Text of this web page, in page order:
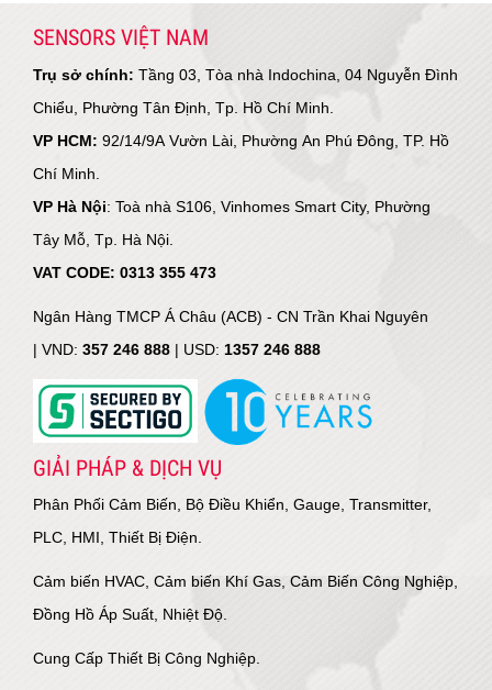
SENSORS VIỆT NAM
Trụ sở chính: Tầng 03, Tòa nhà Indochina, 04 Nguyễn Đình
Chiểu, Phường Tân Định, Tp. Hồ Chí Minh.
VP HCM: 92/14/9A Vườn Lài, Phường An Phú Đông, TP. Hồ
Chí Minh.
VP Hà Nội: Toà nhà S106, Vinhomes Smart City, Phường
Tây Mỗ, Tp. Hà Nội.
VAT CODE: 0313 355 473
Ngân Hàng TMCP Á Châu (ACB) - CN Trần Khai Nguyên
| VND: 357 246 888 | USD: 1357 246 888
GIẢI PHÁP & DỊCH VỤ
Phân Phối Cảm Biến, Bộ Điều Khiển, Gauge, Transmitter,
PLC, HMI, Thiết Bị Điện.
Cảm biến HVAC, Cảm biến Khí Gas, Cảm Biến Công Nghiệp,
Đồng Hồ Áp Suất, Nhiệt Độ.
Cung Cấp Thiết Bị Công Nghiệp.